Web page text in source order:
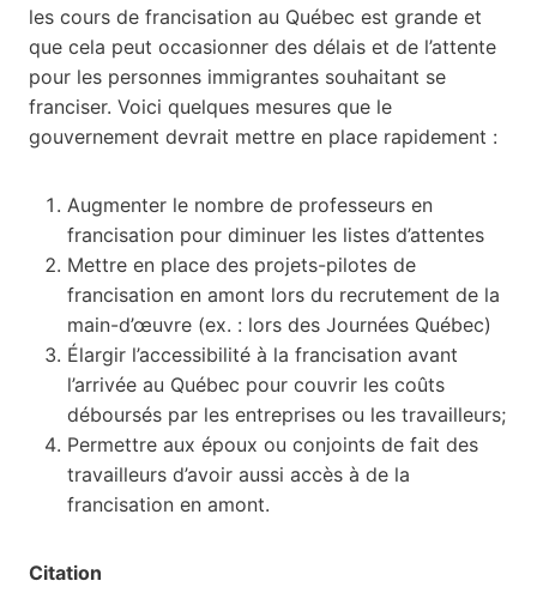
les cours de francisation au Québec est grande et
que cela peut occasionner des délais et de l’attente
pour les personnes immigrantes souhaitant se
franciser. Voici quelques mesures que le
gouvernement devrait mettre en place rapidement :
Augmenter le nombre de professeurs en
francisation pour diminuer les listes d’attentes
Mettre en place des projets-pilotes de
francisation en amont lors du recrutement de la
main-d’œuvre (ex. : lors des Journées Québec)
Élargir l’accessibilité à la francisation avant
l’arrivée au Québec pour couvrir les coûts
déboursés par les entreprises ou les travailleurs;
Permettre aux époux ou conjoints de fait des
travailleurs d’avoir aussi accès à de la
francisation en amont.
Citation